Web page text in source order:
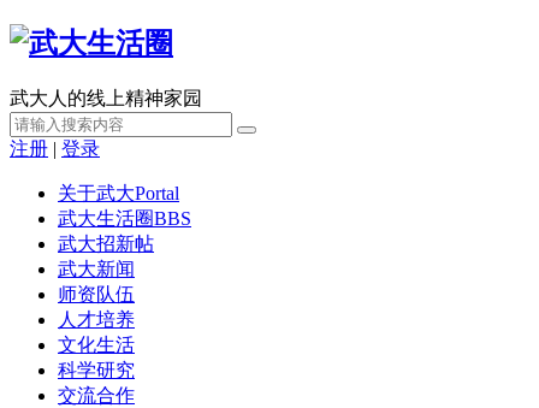
武大人的线上精神家园
注册 | 登录
关于武大Portal
武大生活圈BBS
武大招新帖
武大新闻
师资队伍
人才培养
文化生活
科学研究
交流合作